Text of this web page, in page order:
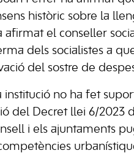
històric sobre la
afirmat el conseller
dels socialistes a
del sostre de
no ha fet
del Decret llei 6/2023
i els ajuntaments